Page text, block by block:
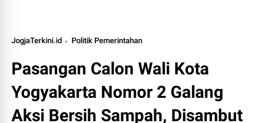
JogjaTerkini.id Politik Pemerintahan
Pasangan Calon Wali Kota
Yogyakarta Nomor 2 Galang
Aksi Bersih Sampah, Disambut